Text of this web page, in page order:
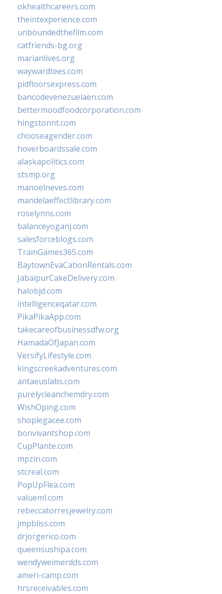
okhealthcareers.com
theintexperience.com
unboundedthefilm.com
catfriends-bg.org
marianlives.org
waywardtees.com
pidfloorsexpress.com
bancodevenezuelaen.com
bettermoodfoodcorporation.com
hingstonnt.com
chooseagender.com
hoverboardssale.com
alaskapolitics.com
stsmp.org
manoelneves.com
mandelaeffectlibrary.com
roselynns.com
balanceyoganj.com
salesforceblogs.com
TrainGames365.com
BaytownEvaCationRentals.com
JabalpurCakeDelivery.com
halobjd.com
intelligenceqatar.com
PikaPikaApp.com
takecareofbusinessdfw.org
HamadaOfJapan.com
VersifyLifestyle.com
kingscreekadventures.com
antaeuslabs.com
purelycleanchemdry.com
WishOping.com
shoplegacee.com
bonvivantshop.com
CupPlante.com
mpzin.com
stcreal.com
PopUpFlea.com
valueml.com
rebeccatorresjewelry.com
jmpbliss.com
drjorgerico.com
queensushipa.com
wendyweimerdds.com
ameri-camp.com
hrsreceivables.com